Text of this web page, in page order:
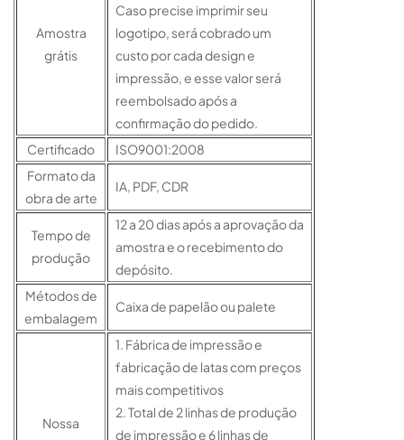
Amostra
grátis
Caso precise imprimir seu
logotipo, será cobrado um
custo por cada design e
impressão, e esse valor será
reembolsado após a
confirmação do pedido.
Certificado
ISO9001:2008
Formato da
obra de arte
IA, PDF, CDR
Tempo de
produção
12 a 20 dias após a aprovação da
amostra e o recebimento do
depósito.
Métodos de
embalagem
Caixa de papelão ou palete
Nossa
1. Fábrica de impressão e
fabricação de latas com preços
mais competitivos
2. Total de 2 linhas de produção
de impressão e 6 linhas de